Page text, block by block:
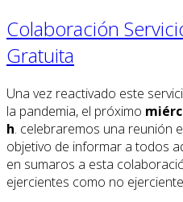
Colaboración
Gratuita
Una vez reactivado este
la pandemia, el próximo
h. celebraremos una reunión
objetivo de informar a todos
en sumaros a esta
ejercientes como no